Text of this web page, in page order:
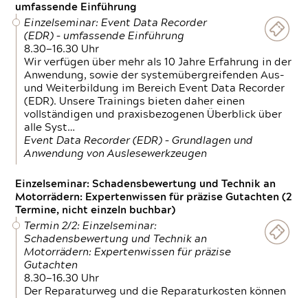
umfassende Einführung
Einzelseminar: Event Data Recorder
(EDR) – umfassende Einführung
8.30—16.30 Uhr
Wir verfügen über mehr als 10 Jahre Erfahrung in der
Anwendung, sowie der systemübergreifenden Aus-
und Weiterbildung im Bereich Event Data Recorder
(EDR). Unsere Trainings bieten daher einen
vollständigen und praxisbezogenen Überblick über
alle Syst…
Event Data Recorder (EDR) – Grundlagen und
Anwendung von Auslesewerkzeugen
Einzelseminar: Schadensbewertung und Technik an
Motorrädern: Expertenwissen für präzise Gutachten (2
Termine, nicht einzeln buchbar)
Termin 2/2: Einzelseminar:
Schadensbewertung und Technik an
Motorrädern: Expertenwissen für präzise
Gutachten
8.30—16.30 Uhr
Der Reparaturweg und die Reparaturkosten können